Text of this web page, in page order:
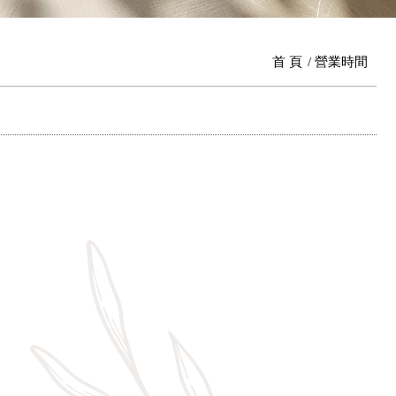
首 頁 營業時間